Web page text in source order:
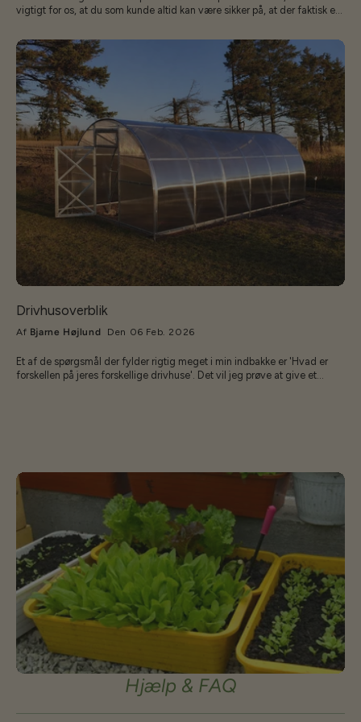
vigtigt for os, at du som kunde altid kan være sikker på, at der faktisk er
synlig – men som betyder meget for kvaliteten. Vi lyser alle poser
igennem 💡 Når poserne bliver lukket og får deres etiketter på, lægger vi
dem på en lysplade. Det gør, at vi kan se de små frø igennem papiret og
dermed tjekke: At der er frø i hver eneste pose. At der er den rette
mængde i posen. At ingen poser er blevet overset eller pakket forkert.
Hvorfor gør vi det? 🤔 Det kan måske virke som et ekstra trin, men for os
handler det om tillid og tryghed. Når du køber frø hos os, skal du vide, at
vi har gjort alt, hvad vi kan, for at kvaliteten er i orden – helt ned til den
enkelte pose. En lille detalje, der gør en stor forskel 🌿 At lyse poserne
igennem er måske en simpel metode, men det er netop de små detaljer,
der sikrer, at du får en god oplevelse, når du åbner din frøpose og går i
gang med at så. Så næste gang du modtager en af vores frøposer, kan
du være helt rolig – vi har allerede kigget ind i posen for dig 😉
Drivhusoverblik
Af Bjarne Højlund Den 06 Feb. 2026
Et af de spørgsmål der fylder rigtig meget i min indbakke er 'Hvad er
forskellen på jeres forskellige drivhuse'. Det vil jeg prøve at give et
UV coatingen er holdbar og pladerne kan holde i mange år. Vi har plader
der er 12+ år gamle, hvor billigere plader bliver sprøde og krakkelerer,
forbliver vores bløde. Som med alt andet, så får man hvad man betaler
for - jo billigere - jo mindre materialer og finish får man - logik for
perlehøns... populært sagt så kan man sammenligne vores drivhuse med
biler: Baltic er skodaen, Strong er Vw'en og ECOsliders er Porsche - de
kan i princippet det samme, men forskellen er hvor lækkert det skal
være. BALTIC serien er vores prisbillige kvalitets drivhuse. En serie af
forskellige modeller hvor man efter temperament kan vælge forskellige
former. LT er den prisbillige tunnel, denne anbefales ikke på meget
udsatte steder. De øvrige tunneller kan modstå det meste. På ekstremt
udsatte steder anbefales det dog at vælge Strong eller ECOSlider. Vi
har endnu til gode at høre om skader/bortfløjne drivhuse og Baltic
Klasika er et rigtig godt drivhus hvis budgettet ikke rækker til mere.
Baltic husene leveres direkte fra vores leverandør, så de kan ikke
afhentes i Rimmerhus Strong er det som startede hele drivhusdelen af
mit lille firma. Da jeg for gud ved hvilken gang måtte samle dele af mit
noget mere holdbart. Mine Jordbærtuneller klarede alt - så en kombi af
Hjælp & FAQ